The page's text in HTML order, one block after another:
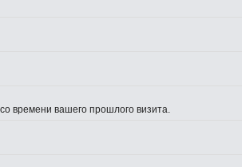
времени вашего прошлого визита.